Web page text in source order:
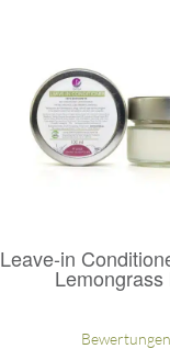
Leave-in
Lemongrass
Bewertungen